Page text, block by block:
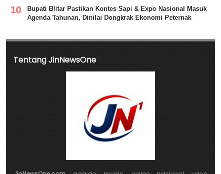
Bupati Blitar Pastikan Kontes Sapi & Expo Nasional Masuk
Agenda Tahunan, Dinilai Dongkrak Ekonomi Peternak
Tentang JinNewsOne